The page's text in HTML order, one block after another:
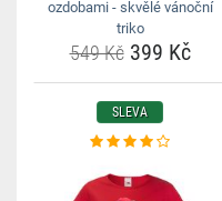
ozdobami - skvělé vánoční
triko
549 Kč399 Kč
SLEVA